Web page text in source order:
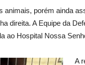
animais, porém ainda
direita. A Equipe da
ao Hospital Nossa
A